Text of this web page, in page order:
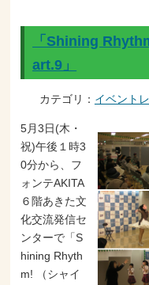
「Shining
art.9」
カテゴリ： イベント
5月3日(木・
祝)午後１時3
0分から、フ
ォンテAKITA
６階あきた文
化交流発信セ
ンターで「S
hining Rhyth
m! （シャイ